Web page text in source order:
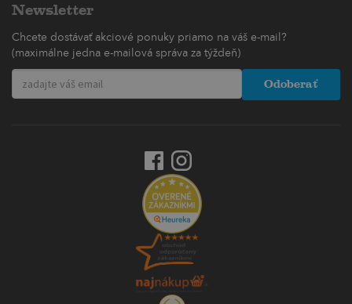
Newsletter
Chcete dostávať akciové ponuky priamo na váš e-mail?
(maximálne jedna e-mailová správa za týždeň)
Odoberať